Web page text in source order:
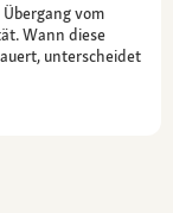
vom
Wann diese
unterscheidet